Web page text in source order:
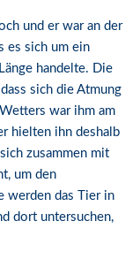
und er war an der
es sich um ein
handelte. Die
sich die Atmung
war ihm am
hielten ihn deshalb
zusammen mit
um den
werden das Tier in
dort untersuchen,